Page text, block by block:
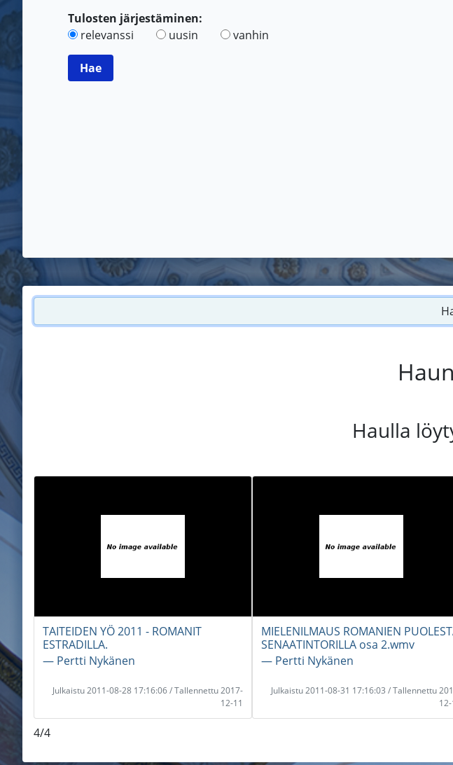
Tulosten järjestäminen:
relevanssi
uusin vanhin
Haulla
TAITEIDEN YÖ 2011 - ROMANIT
ESTRADILLA.
― Pertti Nykänen
Julkaistu 2011-08-28 17:16:06 / Tallennettu 2017-
12-11
MIELENILMAUS ROMANIEN
SENAATINTORILLA osa 2.wmv
― Pertti Nykänen
Julkaistu 2011-08-31 17:16:03 / Tallennettu
4/4